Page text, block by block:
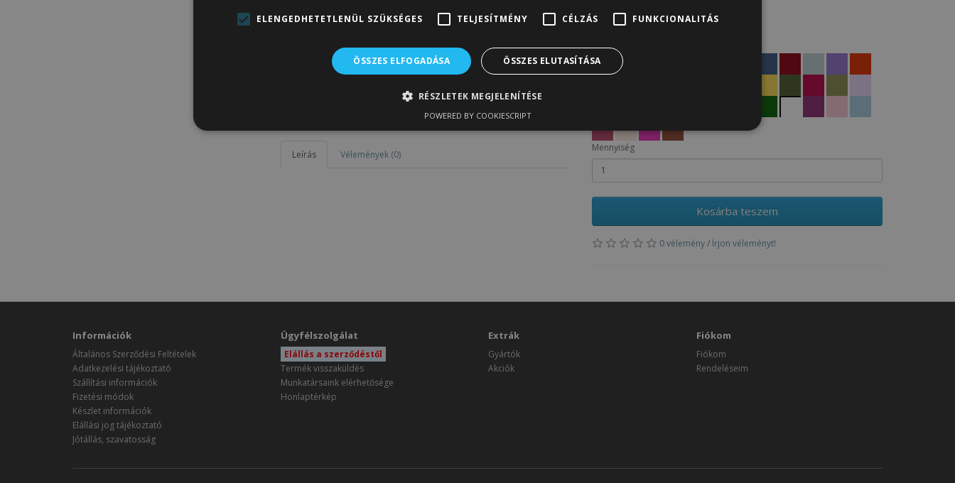
Leírás Vélemények (0)
Nettó ár:
Mennyiség
Kosárba teszem
0 vélemény/ Írjon véleményt!
Információk
Általános Szerződési Feltételek
Adatkezelési tájékoztató
Szállítási információk
Fizetési módok
Készlet információk
Elállási jog tájékoztató
Jótállás, szavatosság
Ügyfélszolgálat
Elállás a szerződéstől
Termék visszaküldés
Munkatársaink elérhetősége
Honlaptérkép
Extrák
Gyártók
Akciók
Fiókom
Fiókom
Rendeléseim
ELENGEDHETETLENÜL SZÜKSÉGES TELJESÍTMÉNY CÉLZÁS FUNKCIONALITÁS
ÖSSZES ELFOGADÁSA ÖSSZES ELUTASÍTÁSA
RÉSZLETEK MEGJELENÍTÉSE
POWERED BY COOKIESCRIPT